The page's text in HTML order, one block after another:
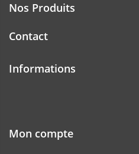
Nos Produits
Contact
Informations
Mon compte